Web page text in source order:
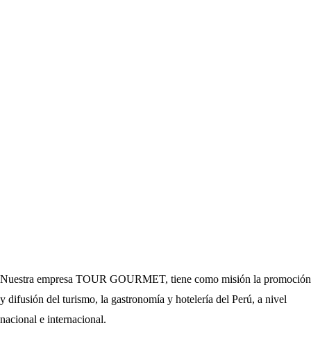
Nuestra empresa TOUR GOURMET, tiene como misión la promoción
y difusión del turismo, la gastronomía y hotelería del Perú, a nivel
nacional e internacional.